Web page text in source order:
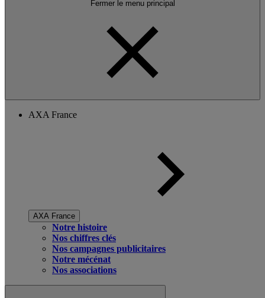
Fermer le menu principal
AXA France
AXA France
Notre histoire
Nos chiffres clés
Nos campagnes publicitaires
Notre mécénat
Nos associations